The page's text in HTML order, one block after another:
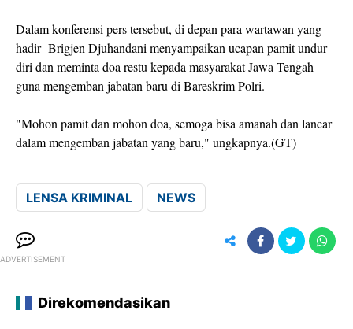
Dalam konferensi pers tersebut, di depan para wartawan yang
hadir Brigjen Djuhandani menyampaikan ucapan pamit undur
diri dan meminta doa restu kepada masyarakat Jawa Tengah
guna mengemban jabatan baru di Bareskrim Polri.
"Mohon pamit dan mohon doa, semoga bisa amanah dan lancar
dalam mengemban jabatan yang baru," ungkapnya.(GT)
LENSA KRIMINAL NEWS
ADVERTISEMENT
Direkomendasikan